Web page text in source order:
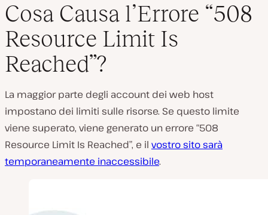
Cosa Causa l’Errore “508
Resource Limit Is
Reached”?
La maggior parte degli account dei web host
impostano dei limiti sulle risorse. Se questo limite
viene superato, viene generato un errore “508
Resource Limit Is Reached”, e il vostro sito sarà
temporaneamente inaccessibile.